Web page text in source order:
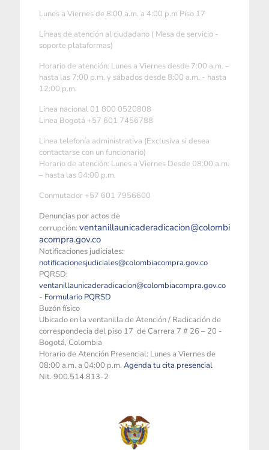
Lunes a Viernes de 8:00 a.m. a 4:00 p.m Piso 17
Líneas de atención al ciudadano ( Mesa de servicio -
soporte plataformas)
Horario de atención: Lunes a Viernes desde 7:00 a.m. –
hasta las 7:00 p.m. y sábados desde 8:00 a.m. - hasta
12:00 p.m.
Linea nacional 01 800 0520808
Linea Bogotá +57 601 7456788
Linea telefonía administrativa (Exclusiva si desea
contactarse con un funcionario)
Horario de atención: Lunes a Viernes Desde 08:00 a.m.
– hasta las 04:00 p.m.
Conmutador +57 601 7956600
Denuncias por actos de
corrupción: ventanillaunicaderadicacion@colombi
acompra.gov.co
Notificaciones judiciales:
notificacionesjudiciales@colombiacompra.gov.co
PQRSD:
ventanillaunicaderadicacion@colombiacompra.gov.co
- Formulario PQRSD
Buzón físico
Ubicado en la ventanilla de Atención / Radicación de
correspondecia del piso 17 de Carrera 7 # 26 – 20 -
Bogotá, Colombia
Horario de Atención Presencial: Lunes a Viernes de
08:00 a.m. a 04:00 p.m. Agenda tu cita presencial
Nit. 900.514.813-2